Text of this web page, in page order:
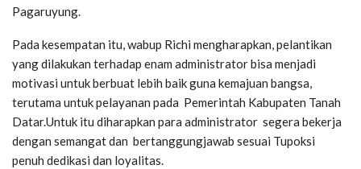
Pagaruyung.
Pada kesempatan itu, wabup Richi mengharapkan, pelantikan
yang dilakukan terhadap enam administrator bisa menjadi
motivasi untuk berbuat lebih baik guna kemajuan bangsa,
terutama untuk pelayanan pada Pemerintah Kabupaten Tanah
Datar.Untuk itu diharapkan para administrator segera bekerja
dengan semangat dan bertanggungjawab sesuai Tupoksi
penuh dedikasi dan loyalitas.